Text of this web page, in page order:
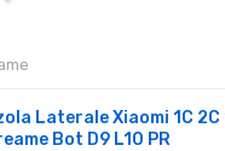
Laterale Xiaomi 1C 2C
Bot D9 L10 PR